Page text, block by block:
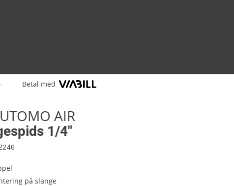
Betal med
AIR
1/4"
på slange